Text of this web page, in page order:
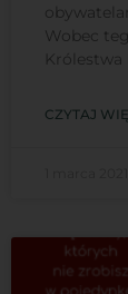
Wobec
Królestwa
CZYTAJ